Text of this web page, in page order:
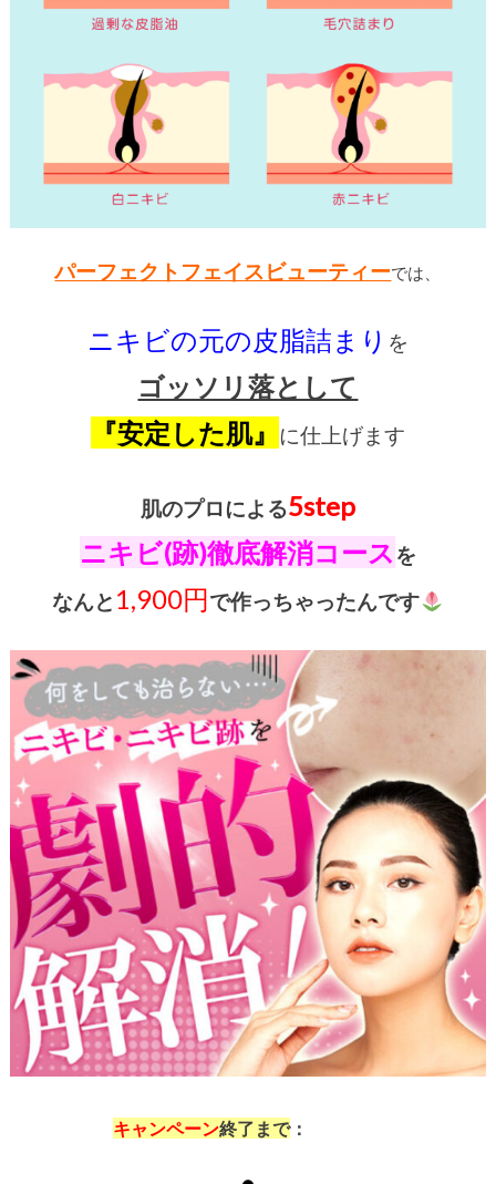
パーフェクトフェイスビューティーでは、
ニキビの元の皮脂詰まり を
ゴッソリ落として
『安定した肌』
に仕上げます
肌のプロによる5step
ニキビ(跡)徹底解消コース を
なんと 1,900円で作っちゃったんです
キャンペーン終了まで：